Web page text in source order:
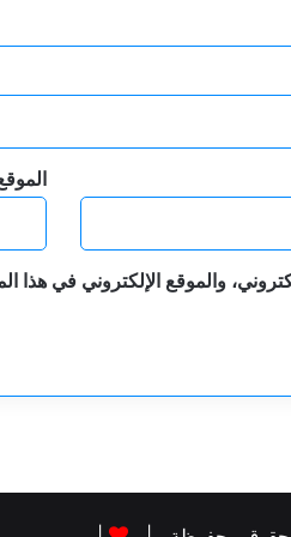
والموقع الإلكتروني في هذا